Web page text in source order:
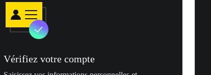
Vérifiez votre compte